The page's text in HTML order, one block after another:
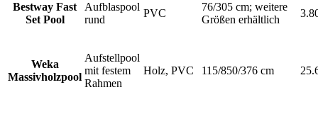
Bestway Fast
Set Pool
Aufblaspool
rund
PVC
76/305 cm; weitere
Größen erhältlich
Weka
Massivholzpool
Aufstellpool
mit festem
Rahmen
Holz, PVC 115/850/376 cm